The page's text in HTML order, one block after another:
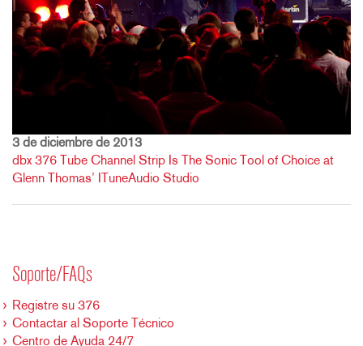
3 de diciembre de 2013
dbx 376 Tube Channel Strip Is The Sonic Tool of Choice at
Glenn Thomas’ ITuneAudio Studio
Soporte/FAQs
Registre su 376
Contactar al Soporte Técnico
Centro de Ayuda 24/7